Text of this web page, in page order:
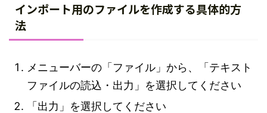
インポート用のファイルを作成する具体的方
法
メニューバーの「ファイル」から、「テキスト
ファイルの読込・出力」を選択してください
「出力」を選択してください